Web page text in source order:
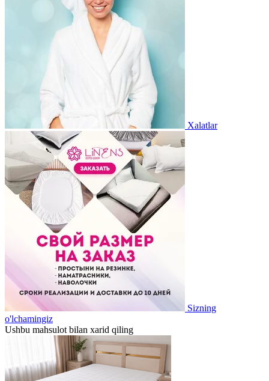
Xalatlar
Sizning
o'lchamingiz
Ushbu mahsulot bilan xarid qiling